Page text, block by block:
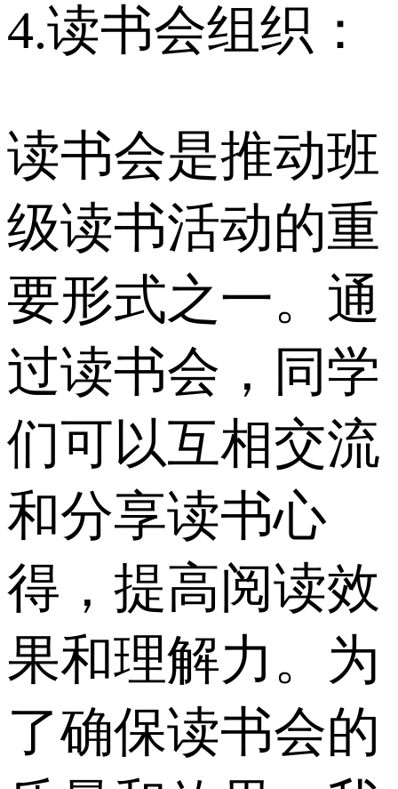
4.读书会组织：
读书会是推动班
级读书活动的重
要形式之一。通
过读书会，同学
们可以互相交流
和分享读书心
得，提高阅读效
果和理解力。为
了确保读书会的